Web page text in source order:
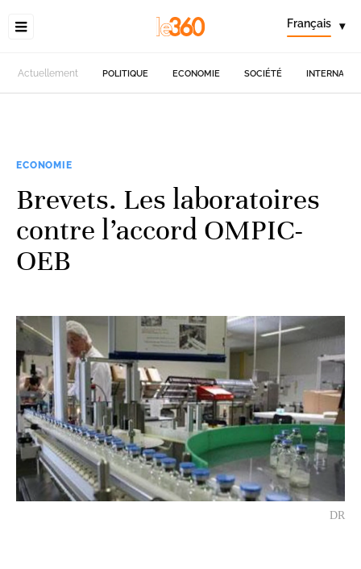
Français ▾
Actuellement POLITIQUE ECONOMIE SOCIÉTÉ
ECONOMIE
Brevets. Les laboratoires
contre l’accord OMPIC-
OEB
DR